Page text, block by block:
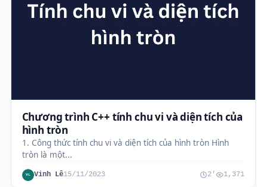
Chương trình C++ tính chu vi và diện tích của
hình tròn
1. Công thức tính chu vi và diện tích của hình tròn Hình
tròn là một...
VL Vinh Lê15/11/2023 2' 1,371